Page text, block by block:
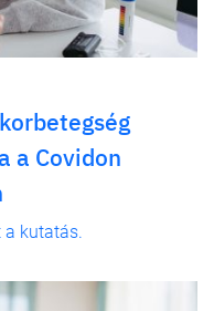
a Covidon
kutatás.